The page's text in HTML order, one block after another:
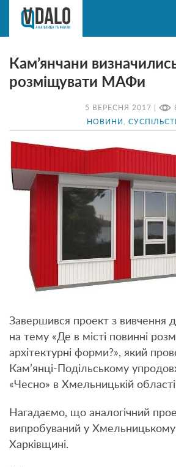
5 ВЕРЕСНЯ 2017 |
НОВИНИ
Кам’янчани
розміщувати МАФи
Завершився проект з вивчення
на тему «Де в місті повинні
архітектурні форми?», який
Кам’янці-Подільському
«Чесно» в Хмельницькій
Нагадаємо, що аналогічний
випробуваний у Хмельницькому
Харківщині.